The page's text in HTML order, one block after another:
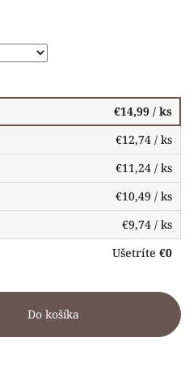
€14,99 / ks
€12,74 / ks
€11,24 / ks
€10,49 / ks
€9,74 / ks
Ušetríte €0
Do košíka